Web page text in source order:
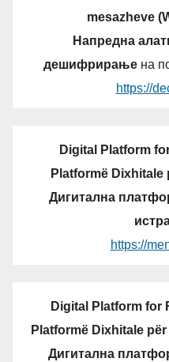
mesazheve
Напредна
дешифрирањена
https://
Digital Platform
Platformë
Дигитална
https://
Digital Platform for
Platformë Dixhitale
Дигитална